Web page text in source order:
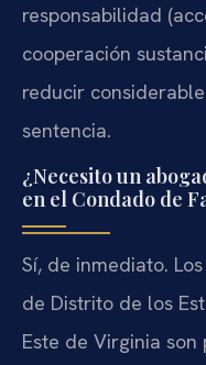
responsabilidad
cooperación
reducir
sentencia.
¿Necesito un
en el Condado de
Sí, de inmediato.
de Distrito de los
Este de Virginia